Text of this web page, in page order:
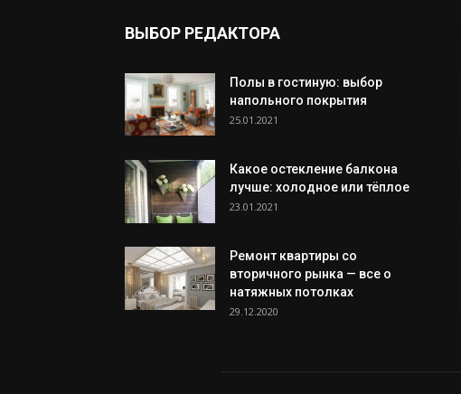
ВЫБОР РЕДАКТОРА
Полы в гостиную: выбор
напольного покрытия
25.01.2021
Какое остекление балкона
лучше: холодное или тёплое
23.01.2021
Ремонт квартиры со
вторичного рынка — все о
натяжных потолках
29.12.2020